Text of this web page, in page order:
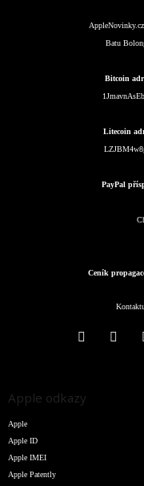
Batu
Bitcoin
Litecoin
PayPal
Ceník
Apple odkazy
Apple
Apple ID
Apple IMEI
Apple Patently